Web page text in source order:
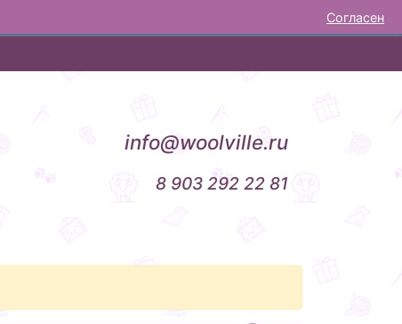
Согласен
info@woolville.ru
8 903 292 22 81